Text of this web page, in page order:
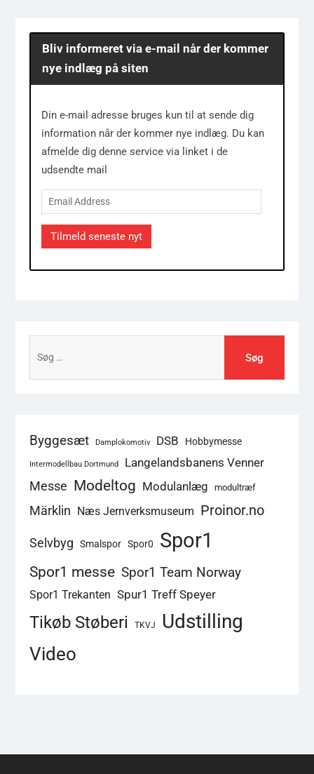
Bliv informeret via e-mail når der kommer
nye indlæg på siten
Din e-mail adresse bruges kun til at sende dig
information når der kommer nye indlæg. Du kan
afmelde dig denne service via linket i de
udsendte mail
Email
Address
Tilmeld seneste nyt
efter:
Byggesæt Damplokomotiv DSB Hobbymesse
Intermodellbau Dortmund
Langelandsbanens Venner
Messe Modeltog Modulanlæg modultræf
Märklin Næs Jernverksmuseum Proinor.no
Selvbyg Smalspor Spor0 Spor1
Spor1 messe Spor1 Team Norway
Spor1 Trekanten Spur1 Treff Speyer
Tikøb Støberi TKVJ Udstilling
Video